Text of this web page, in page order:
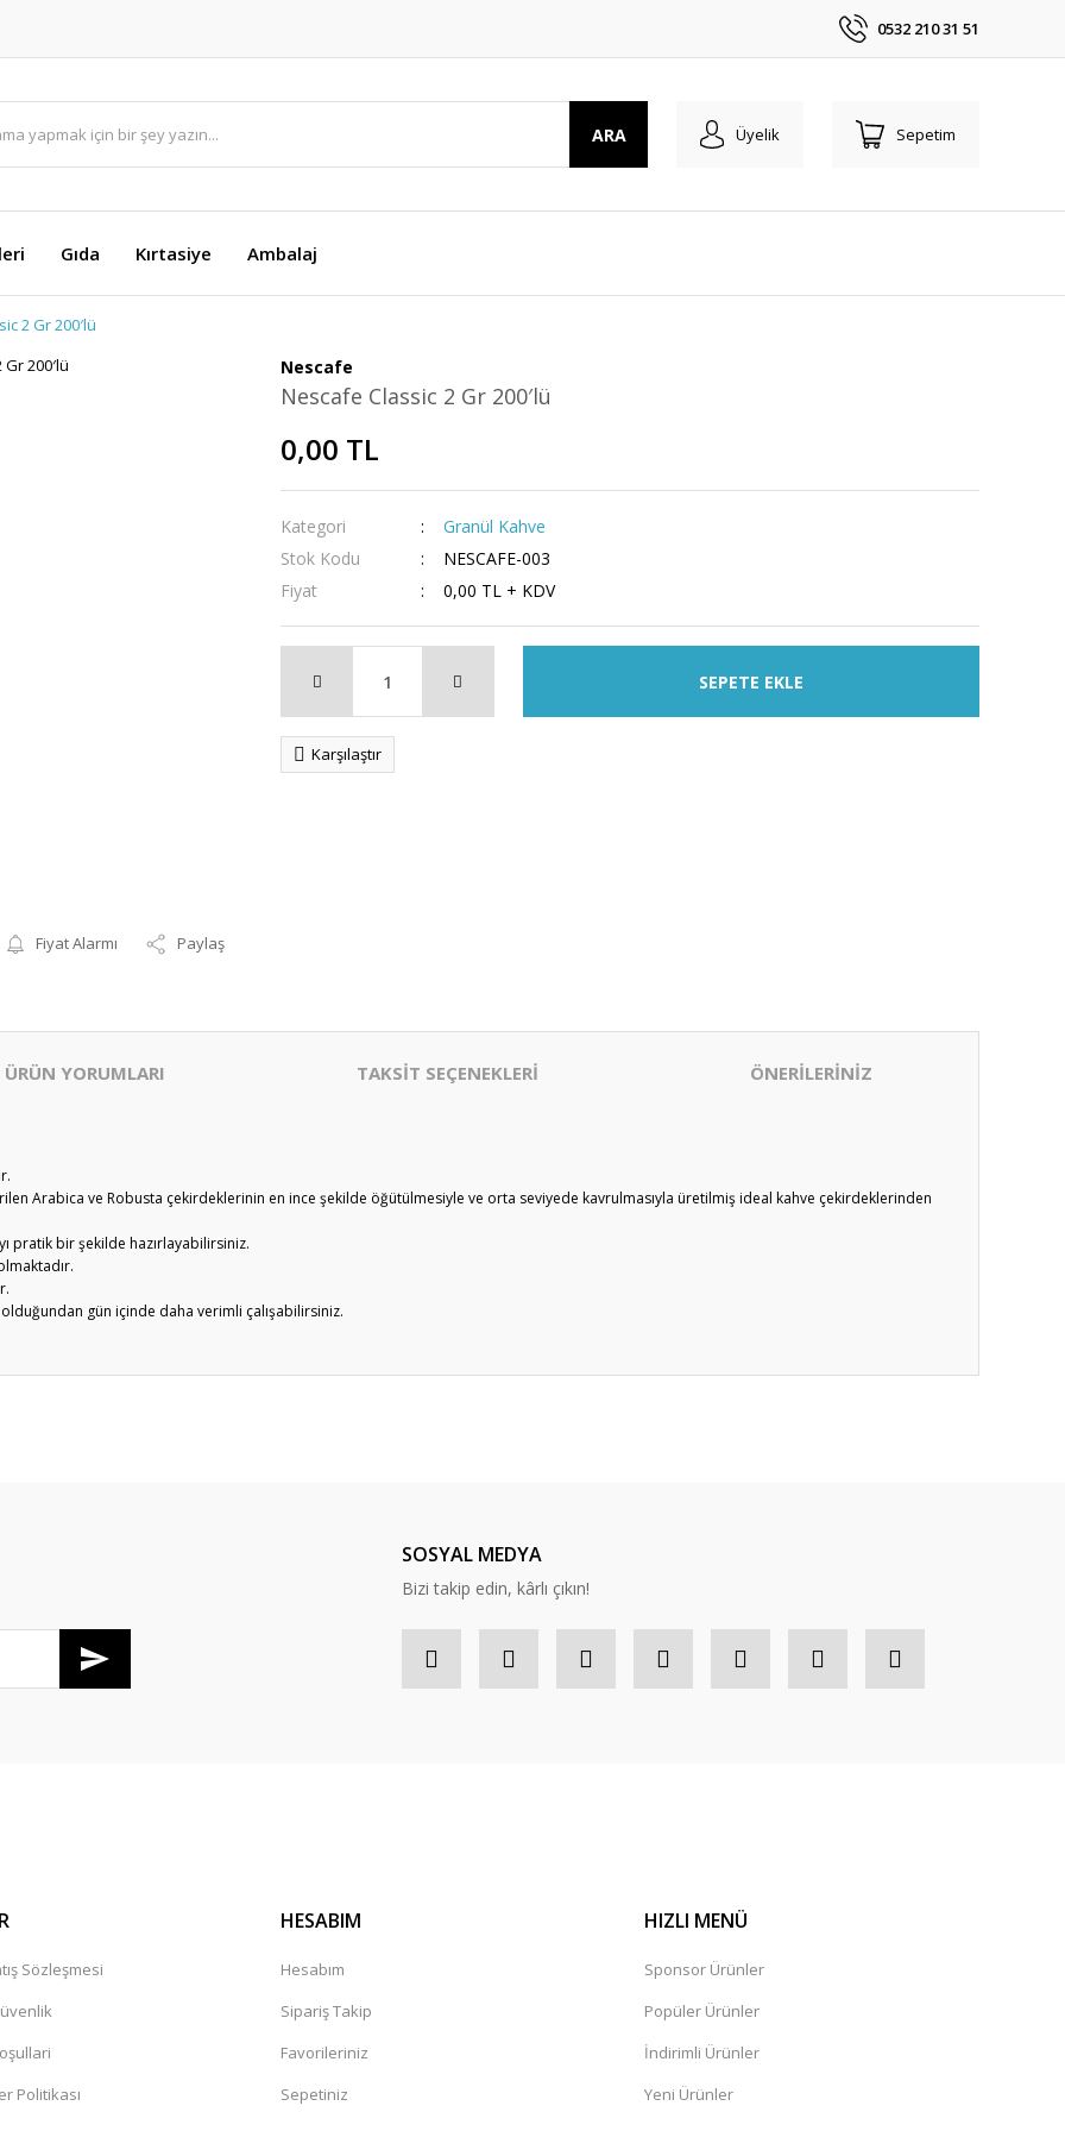
0532 210 31 51
ARA Üyelik Sepetim
Gıda Kırtasiye Ambalaj
2 Gr 200′lü
Fiyat Alarmı Paylaş
Nescafe
Nescafe Classic 2 Gr 200′lü
0,00 TL
Kategori
Granül Kahve
Stok Kodu
NESCAFE-003
Fiyat
0,00 TL + KDV
SEPETE EKLE
Karşılaştır
ÜRÜN YORUMLARI TAKSİT SEÇENEKLERİ ÖNERİLERİNİZ
Arabica ve Robusta çekirdeklerinin en ince şekilde öğütülmesiyle ve orta seviyede kavrulmasıyla üretilmiş ideal kahve çekirdeklerinden
pratik bir şekilde hazırlayabilirsiniz.
gün içinde daha verimli çalışabilirsiniz.
SOSYAL MEDYA
Bizi takip edin, kârlı çıkın!
Sözleşmesi
Politikası
HESABIM
Hesabım
Sipariş Takip
Favorileriniz
Sepetiniz
HIZLI MENÜ
Sponsor Ürünler
Popüler Ürünler
İndirimli Ürünler
Yeni Ürünler